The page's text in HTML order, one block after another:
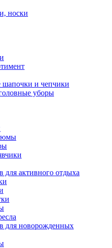
носки
шапочки и чепчики
уборы
для активного отдыха
для новорожденных